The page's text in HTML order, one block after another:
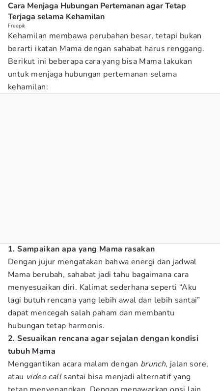
Cara Menjaga Hubungan Pertemanan agar Tetap
Terjaga selama Kehamilan
Freepik
Kehamilan membawa perubahan besar, tetapi bukan
berarti ikatan Mama dengan sahabat harus renggang.
Berikut ini beberapa cara yang bisa Mama lakukan
untuk menjaga hubungan pertemanan selama
kehamilan:
1. Sampaikan apa yang Mama rasakan
Dengan jujur mengatakan bahwa energi dan jadwal
Mama berubah, sahabat jadi tahu bagaimana cara
menyesuaikan diri. Kalimat sederhana seperti “Aku
lagi butuh rencana yang lebih awal dan lebih santai”
dapat mencegah salah paham dan membantu
hubungan tetap harmonis.
2. Sesuaikan rencana agar sejalan dengan kondisi
tubuh Mama
Menggantikan acara malam dengan brunch, jalan sore,
atau video callsantai bisa menjadi alternatif yang